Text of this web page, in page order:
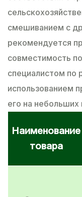
смешиванием с
рекомендуется
совместимость
специалистом по
использованием
его на небольших
Наименование
товара